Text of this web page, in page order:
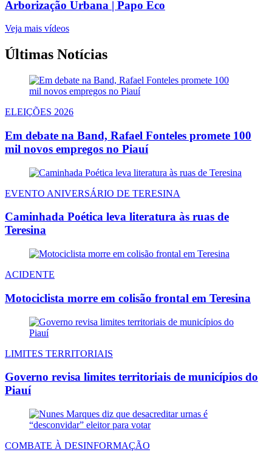
Arborização Urbana | Papo Eco
Veja mais vídeos
Últimas Notícias
ELEIÇÕES 2026
Em debate na Band, Rafael Fonteles promete 100
mil novos empregos no Piauí
EVENTO ANIVERSÁRIO DE TERESINA
Caminhada Poética leva literatura às ruas de
Teresina
ACIDENTE
Motociclista morre em colisão frontal em Teresina
LIMITES TERRITORIAIS
Governo revisa limites territoriais de municípios do
Piauí
COMBATE À DESINFORMAÇÃO